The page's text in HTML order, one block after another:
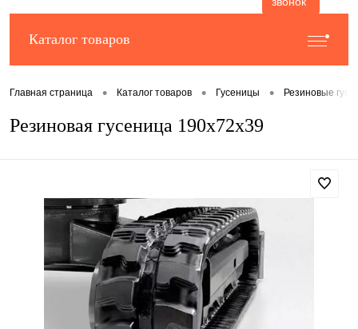
Каталог товаров
Главная страница • Каталог товаров • Гусеницы • Резиновые
Резиновая гусеница 190x72x39